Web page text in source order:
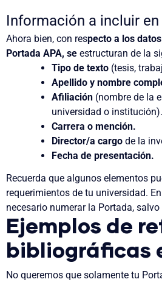
Información a incluir
Ahora bien, con respecto a los
Portada APA, se estructuran de la
Tipo de texto (tesis,
Apellido y nombre
Afiliación (nombre de la
universidad o institución).
Carrera o mención.
Director/a cargo de la
Fecha de presentación.
Recuerda que algunos elementos
requerimientos de tu universidad.
necesario numerar la Portada,
Ejemplos de
bibliográficas
No queremos que solamente tu